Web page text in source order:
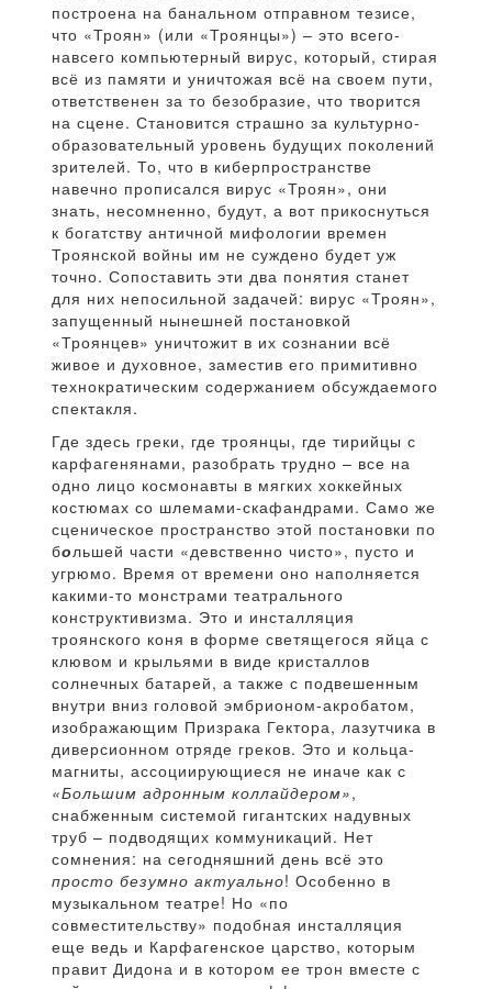
построена на банальном отправном тезисе,
что «Троян» (или «Троянцы») – это всего-
навсего компьютерный вирус, который, стирая
всё из памяти и уничтожая всё на своем пути,
ответственен за то безобразие, что творится
на сцене. Становится страшно за культурно-
образовательный уровень будущих поколений
зрителей. То, что в киберпространстве
навечно прописался вирус «Троян», они
знать, несомненно, будут, а вот прикоснуться
к богатству античной мифологии времен
Троянской войны им не суждено будет уж
точно. Сопоставить эти два понятия станет
для них непосильной задачей: вирус «Троян»,
запущенный нынешней постановкой
«Троянцев» уничтожит в их сознании всё
живое и духовное, заместив его примитивно
технократическим содержанием обсуждаемого
спектакля.
Где здесь греки, где троянцы, где тирийцы с
карфагенянами, разобрать трудно – все на
одно лицо космонавты в мягких хоккейных
костюмах со шлемами-скафандрами. Само же
сценическое пространство этой постановки по
большей части «девственно чисто», пусто и
угрюмо. Время от времени оно наполняется
какими-то монстрами театрального
конструктивизма. Это и инсталляция
троянского коня в форме светящегося яйца с
клювом и крыльями в виде кристаллов
солнечных батарей, а также с подвешенным
внутри вниз головой эмбрионом-акробатом,
изображающим Призрака Гектора, лазутчика в
диверсионном отряде греков. Это и кольца-
магниты, ассоциирующиеся не иначе как с
«Большим адронным коллайдером»,
снабженным системой гигантских надувных
труб – подводящих коммуникаций. Нет
сомнения: на сегодняшний день всё это
просто безумно актуально! Особенно в
музыкальном театре! Но «по
совместительству» подобная инсталляция
еще ведь и Карфагенское царство, которым
правит Дидона и в котором ее трон вместе с